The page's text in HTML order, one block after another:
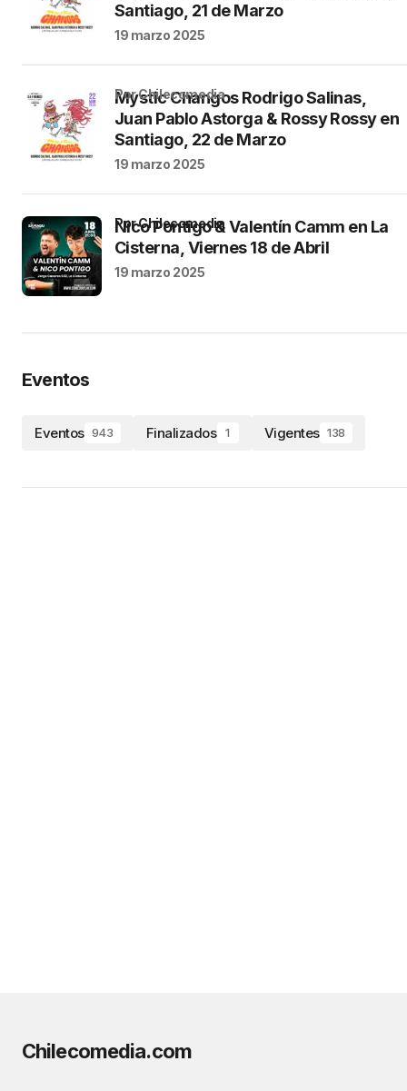
Santiago, 21 de Marzo
19 marzo 2025
Mystic Changos Rodrigo Salinas,
Juan Pablo Astorga & Rossy Rossy en
Santiago, 22 de Marzo
por Chilecomedia
19 marzo 2025
Nico Pontigo & Valentín Camm en La
Cisterna, Viernes 18 de Abril
por Chilecomedia
19 marzo 2025
Eventos
Eventos 943 Finalizados 1 Vigentes 138
Chilecomedia.com